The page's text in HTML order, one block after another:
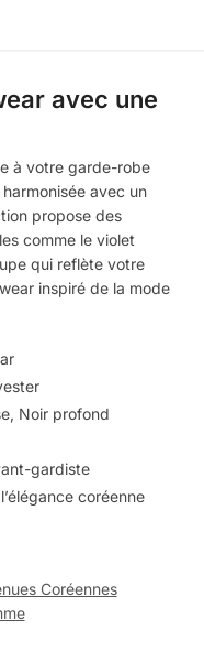
avec une
à votre garde-robe
avec un
propose des
comme le violet
qui reflète votre
inspiré de la mode
Noir profond
gardiste
coréenne
Coréennes